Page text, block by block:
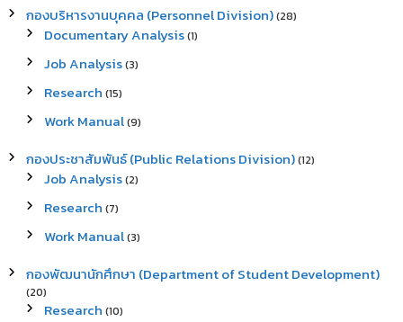
กองบริหารงานบุคคล (Personnel Division)(28)
Documentary Analysis(1)
Job Analysis(3)
Research (15)
Work Manual(9)
กองประชาสัมพันธ์ (Public Relations Division)(12)
Job Analysis(2)
Research (7)
Work Manual(3)
กองพัฒนานักศึกษา (Department of Student Development)
(20)
Research (10)